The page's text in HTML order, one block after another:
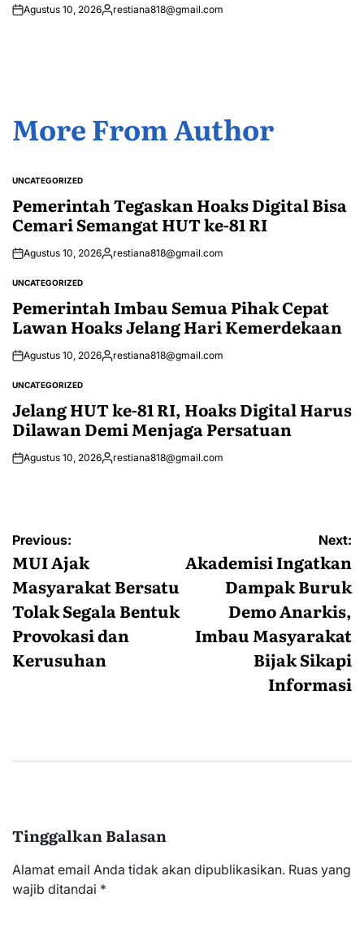
Agustus 10, 2026Posted
restiana818@gmail.com
More From Author
POSTED
UNCATEGORIZED
Pemerintah Tegaskan Hoaks Digital Bisa
Cemari Semangat HUT ke-81 RI
Agustus 10, 2026Posted
restiana818@gmail.com
POSTED
UNCATEGORIZED
Pemerintah Imbau Semua Pihak Cepat
Lawan Hoaks Jelang Hari Kemerdekaan
Agustus 10, 2026Posted
restiana818@gmail.com
POSTED
UNCATEGORIZED
Jelang HUT ke-81 RI, Hoaks Digital Harus
Dilawan Demi Menjaga Persatuan
Agustus 10, 2026Posted
restiana818@gmail.com
Navigasi
pos
Previous:
MUI Ajak
Masyarakat Bersatu
Tolak Segala Bentuk
Provokasi dan
Kerusuhan
Next:
Akademisi Ingatkan
Dampak Buruk
Demo Anarkis,
Imbau Masyarakat
Bijak Sikapi
Informasi
Tinggalkan Balasan
Alamat email Anda tidak akan dipublikasikan. Ruas yang
wajib ditandai *